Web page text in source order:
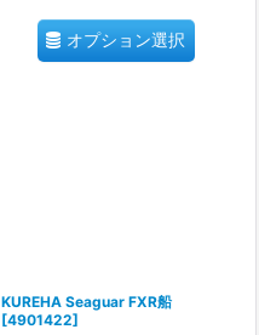
オプション選択
KUREHA Seaguar FXR船
[4901422]